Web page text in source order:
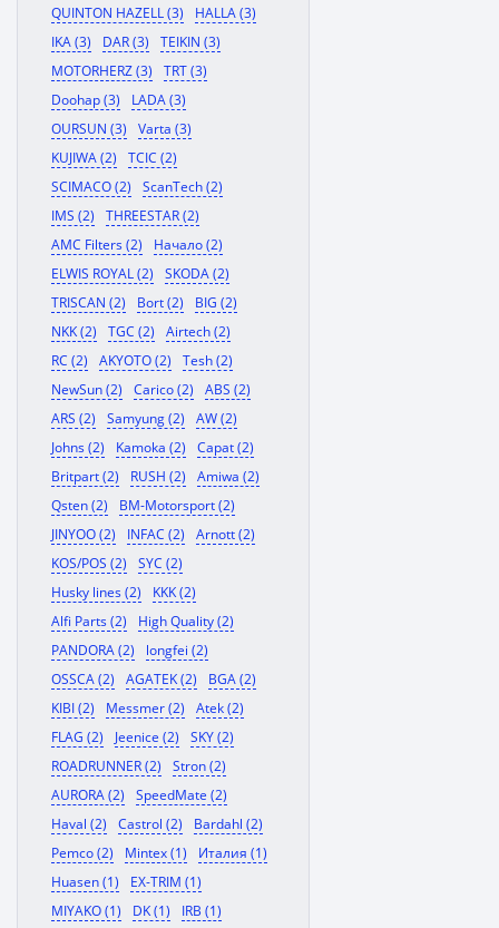
QUINTON HAZELL (3)
HALLA (3)
IKA (3)
DAR (3)
TEIKIN (3)
MOTORHERZ (3)
TRT (3)
Doohap (3)
LADA (3)
OURSUN (3)
Varta (3)
KUJIWA (2)
TCIC (2)
SCIMACO (2)
ScanTech (2)
IMS (2)
THREESTAR (2)
AMC Filters (2)
Начало (2)
ELWIS ROYAL (2)
SKODA (2)
TRISCAN (2)
Bort (2)
BIG (2)
NKK (2)
TGC (2)
Airtech (2)
RC (2)
AKYOTO (2)
Tesh (2)
NewSun (2)
Carico (2)
ABS (2)
ARS (2)
Samyung (2)
AW (2)
Johns (2)
Kamoka (2)
Capat (2)
Britpart (2)
RUSH (2)
Amiwa (2)
Qsten (2)
BM-Motorsport (2)
JINYOO (2)
INFAC (2)
Arnott (2)
KOS/POS (2)
SYC (2)
Husky lines (2)
KKK (2)
Alfi Parts (2)
High Quality (2)
PANDORA (2)
longfei (2)
OSSCA (2)
AGATEK (2)
BGA (2)
KIBI (2)
Messmer (2)
Atek (2)
FLAG (2)
Jeenice (2)
SKY (2)
ROADRUNNER (2)
Stron (2)
AURORA (2)
SpeedMate (2)
Haval (2)
Castrol (2)
Bardahl (2)
Pemco (2)
Mintex (1)
Италия (1)
Huasen (1)
EX-TRIM (1)
MIYAKO (1)
DK (1)
IRB (1)